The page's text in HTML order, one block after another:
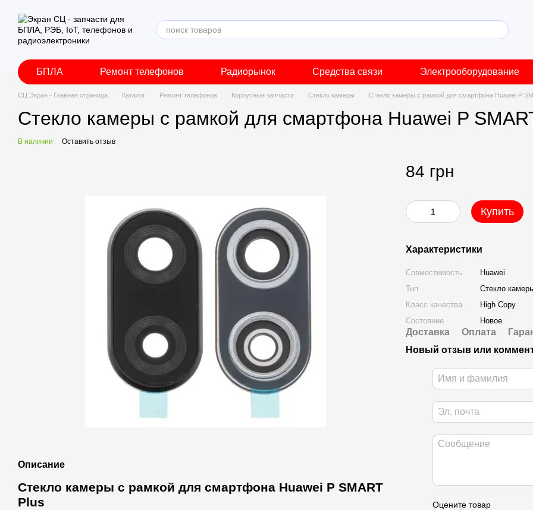
БПЛА Ремонт телефонов Радиорынок Средства связи Электрооборудование
СЦ Экран - Главная страница Каталог Ремонт телефонов Корпусные запчасти Стекло камеры Стекло камеры с рамкой для смартфона Huawei P
Стекло камеры с рамкой для смартфона Huawei P
В наличии Оставить отзыв
Описание
Стекло камеры с рамкой для смартфона Huawei P SMART
Plus
84 грн
Купить
Характеристики
Совместимость
Huawei
Тип
Стекло
Класс качества
High Copy
Состояние
Новое
Доставка Оплата
Новый отзыв или
Оцените товар